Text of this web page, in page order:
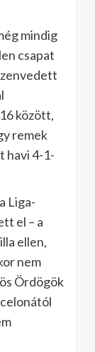
mindig
csapat
között,
remek
havi 4-1-
Liga-
el – a
ellen,
nem
Ördögök